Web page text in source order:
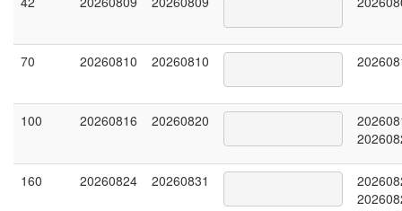
70 20260810 20260810
100 20260816 20260820
160 20260824 20260831